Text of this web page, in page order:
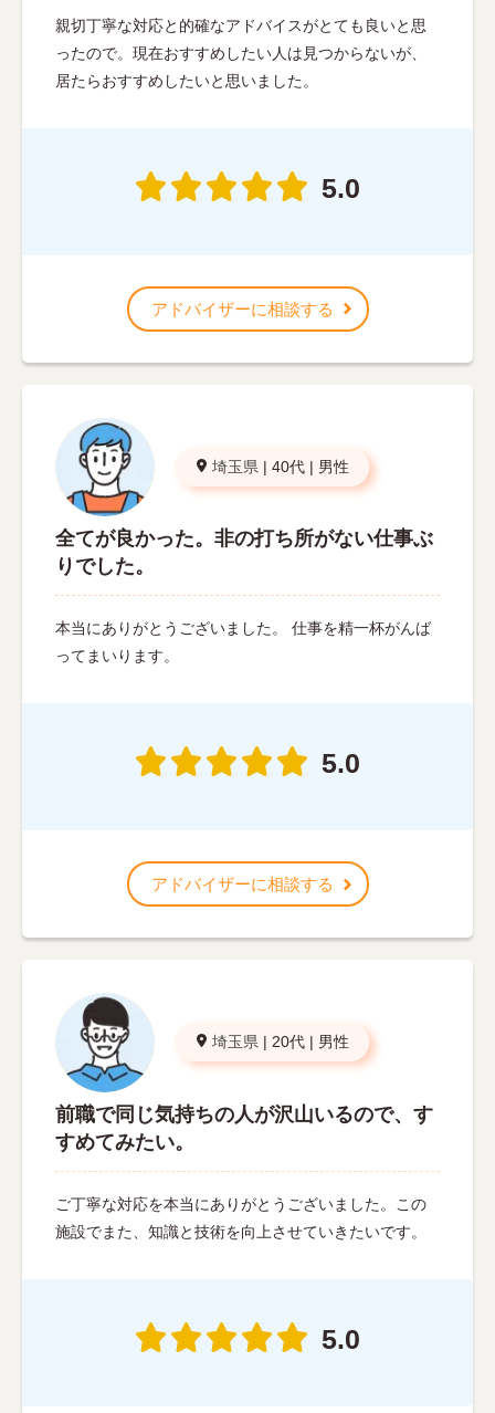
親切丁寧な対応と的確なアドバイスがとても良いと思
ったので。現在おすすめしたい人は見つからないが、
居たらおすすめしたいと思いました。
5.0
アドバイザーに相談する
埼玉県 | 40代 | 男性
全てが良かった。非の打ち所がない仕事ぶ
りでした。
本当にありがとうございました。 仕事を精一杯がんば
ってまいります。
5.0
アドバイザーに相談する
埼玉県 | 20代 | 男性
前職で同じ気持ちの人が沢山いるので、す
すめてみたい。
ご丁寧な対応を本当にありがとうございました。この
施設でまた、知識と技術を向上させていきたいです。
5.0